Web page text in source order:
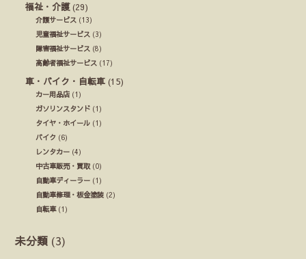
福祉・介護(29)
介護サービス (13)
児童福祉サービス (3)
障害福祉サービス (8)
高齢者福祉サービス (17)
車・バイク・自転車 (15)
カー用品店 (1)
ガソリンスタンド (1)
タイヤ・ホイール (1)
バイク (6)
レンタカー (4)
中古車販売・買取 (0)
自動車ディーラー (1)
自動車修理・板金塗装 (2)
自転車(1)
未分類 (3)